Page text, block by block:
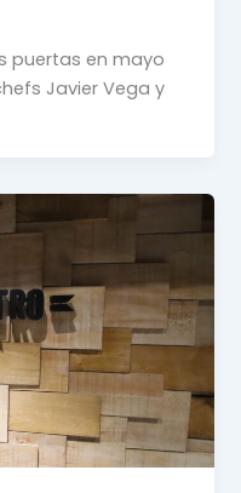
puertas en mayo
Javier Vega y